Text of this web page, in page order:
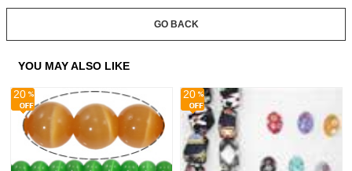
GO BACK
YOU MAY ALSO LIKE
20 20